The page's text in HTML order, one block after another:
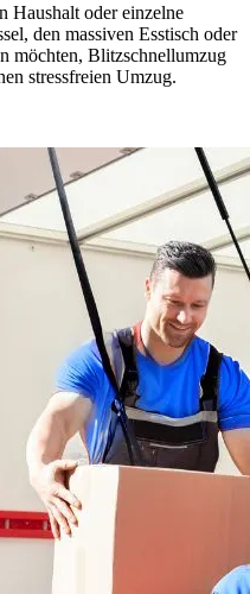
Haushalt oder einzelne
den massiven Esstisch oder
möchten, Blitzschnellumzug
stressfreien Umzug.